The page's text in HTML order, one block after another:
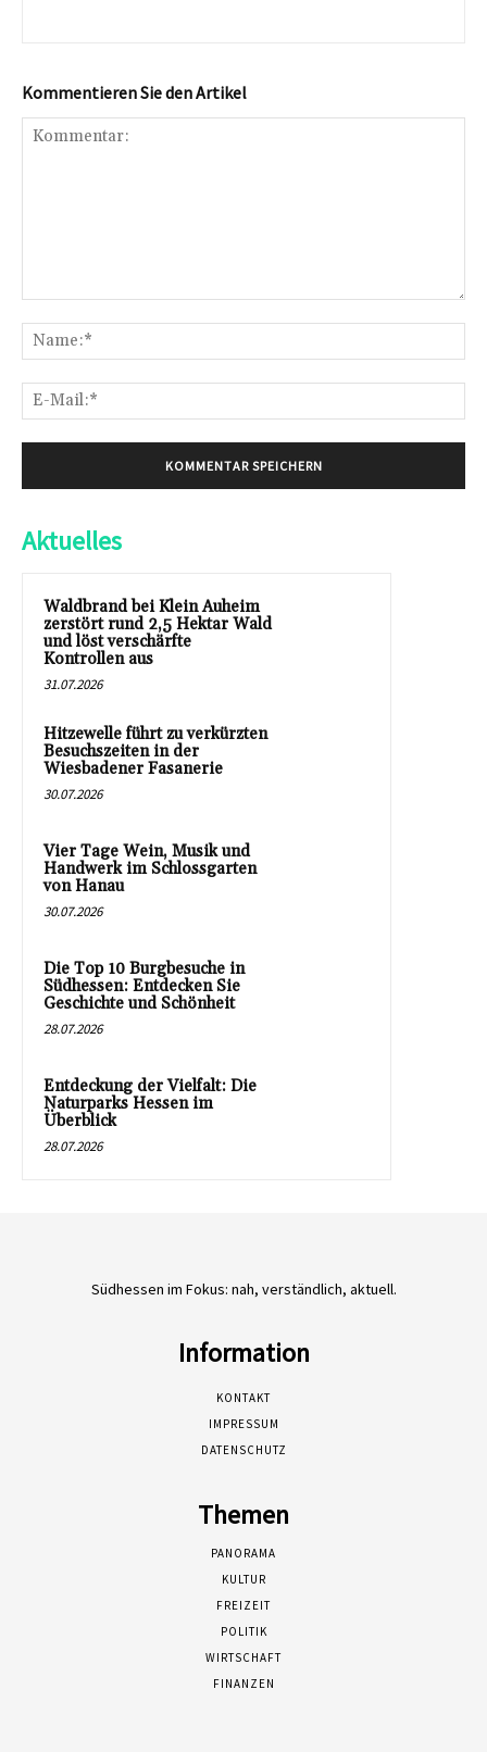
Kommentieren Sie den Artikel
Aktuelles
Waldbrand bei Klein Auheim
zerstört rund 2,5 Hektar Wald
und löst verschärfte
Kontrollen aus
31.07.2026
Hitzewelle führt zu verkürzten
Besuchszeiten in der
Wiesbadener Fasanerie
30.07.2026
Vier Tage Wein, Musik und
Handwerk im Schlossgarten
von Hanau
30.07.2026
Die Top 10 Burgbesuche in
Südhessen: Entdecken Sie
Geschichte und Schönheit
28.07.2026
Entdeckung der Vielfalt: Die
Naturparks Hessen im
Überblick
28.07.2026
Südhessen im Fokus: nah, verständlich, aktuell.
Information
KONTAKT
IMPRESSUM
DATENSCHUTZ
Themen
PANORAMA
KULTUR
FREIZEIT
POLITIK
WIRTSCHAFT
FINANZEN